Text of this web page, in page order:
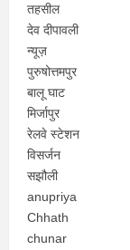
तहसील
देव दीपावली
न्यूज़
पुरुषोत्तमपुर
बालू घाट
मिर्जापुर
रेलवे स्टेशन
विसर्जन
सझौली
anupriya
Chhath
chunar